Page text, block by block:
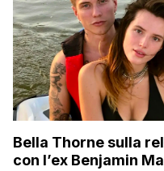
Bella Thorne sulla
con l’ex Benjamin